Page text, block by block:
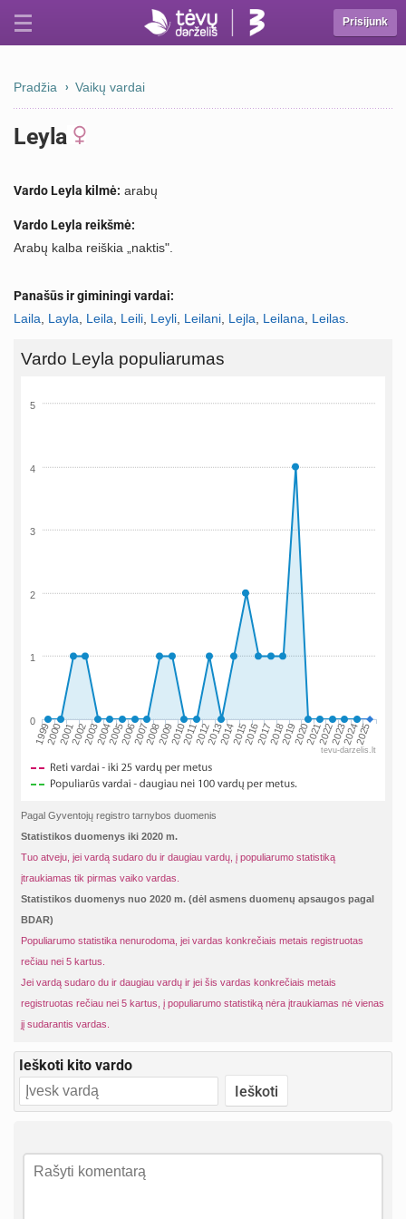
Prisijunk
Pradžia Vaikų vardai
Leyla
Vardo Leyla kilmė: arabų
Vardo Leyla reikšmė:
Arabų kalba reiškia „naktis".
Panašūs ir giminingi vardai:
Laila
Layla Leila Leili Leyli Leilani Lejla Leilana Leilas
Vardo Leyla populiarumas
199920002001200220032004200520062007200820092010201120122013201420152016201720182019202020212022202320242025
0
1
2
3
4
5
tevu-darzelis.lt
Pagal Gyventojų registro tarnybos duomenis
Statistikos duomenys iki 2020 m.
Tuo atveju, jei vardą sudaro du ir daugiau vardų, į populiarumo statistiką
įtraukiamas tik pirmas vaiko vardas.
Statistikos duomenys nuo 2020 m. (dėl asmens duomenų apsaugos pagal
BDAR)
Populiarumo statistika nenurodoma, jei vardas konkrečiais metais registruotas
rečiau nei 5 kartus.
Jei vardą sudaro du ir daugiau vardų ir jei šis vardas konkrečiais metais
registruotas rečiau nei 5 kartus, į populiarumo statistiką nėra įtraukiamas nė vienas
jį sudarantis vardas.
Ieškoti kito vardo